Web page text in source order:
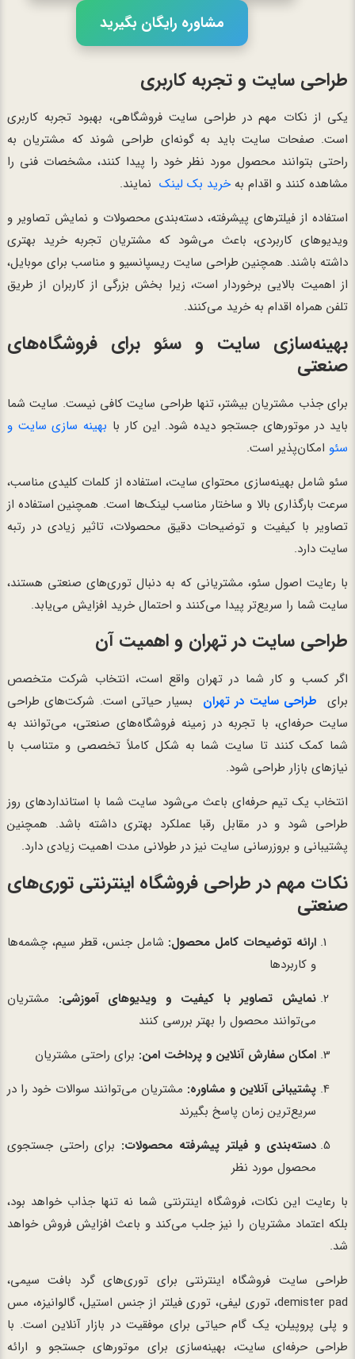
مشاوره رایگان بگیرید
طراحی سایت و تجربه کاربری
یکی از نکات مهم در طراحی سایت فروشگاهی، بهبود تجربه کاربری
است. صفحات سایت باید به گونه‌ای طراحی شوند که مشتریان به
راحتی بتوانند محصول مورد نظر خود را پیدا کنند، مشخصات فنی را
مشاهده کنند و اقدام بهخرید بک لینکنمایند.
استفاده از فیلترهای پیشرفته، دسته‌بندی محصولات و نمایش تصاویر و
ویدیوهای کاربردی، باعث می‌شود که مشتریان تجربه خرید بهتری
داشته باشند. همچنین طراحی سایت ریسپانسیو و مناسب برای موبایل،
از اهمیت بالایی برخوردار است، زیرا بخش بزرگی از کاربران از طریق
تلفن همراه اقدام به خرید می‌کنند.
بهینه‌سازی سایت و سئو برای فروشگاه‌های
صنعتی
برای جذب مشتریان بیشتر، تنها طراحی سایت کافی نیست. سایت شما
باید در موتورهای جستجو دیده شود. این کار با بهینه سازی سایت و
سئو امکان‌پذیر است.
سئو شامل بهینه‌سازی محتوای سایت، استفاده از کلمات کلیدی مناسب،
سرعت بارگذاری بالا و ساختار مناسب لینک‌ها است. همچنین استفاده از
تصاویر با کیفیت و توضیحات دقیق محصولات، تاثیر زیادی در رتبه
سایت دارد.
با رعایت اصول سئو، مشتریانی که به دنبال توری‌های صنعتی هستند،
سایت شما را سریع‌تر پیدا می‌کنند و احتمال خرید افزایش می‌یابد.
طراحی سایت در تهران و اهمیت آن
اگر کسب و کار شما در تهران واقع است، انتخاب شرکت متخصص
برای طراحی سایت در تهران
بسیار حیاتی است. شرکت‌های طراحی
سایت حرفه‌ای، با تجربه در زمینه فروشگاه‌های صنعتی، می‌توانند به
شما کمک کنند تا سایت شما به شکل کاملاً تخصصی و متناسب با
نیازهای بازار طراحی شود.
انتخاب یک تیم حرفه‌ای باعث می‌شود سایت شما با استانداردهای روز
طراحی شود و در مقابل رقبا عملکرد بهتری داشته باشد. همچنین
پشتیبانی و بروزرسانی سایت نیز در طولانی مدت اهمیت زیادی دارد.
نکات مهم در طراحی فروشگاه اینترنتی توری‌های
صنعتی
ارائه توضیحات کامل محصول: شامل جنس، قطر سیم، چشمه‌ها
و کاربردها
نمایش تصاویر با کیفیت و ویدیوهای آموزشی: مشتریان
می‌توانند محصول را بهتر بررسی کنند
امکان سفارش آنلاین و پرداخت امن: برای راحتی مشتریان
پشتیبانی آنلاین و مشاوره: مشتریان می‌توانند سوالات خود را در
سریع‌ترین زمان پاسخ بگیرند
دسته‌بندی و فیلتر پیشرفته محصولات: برای راحتی جستجوی
محصول مورد نظر
با رعایت این نکات، فروشگاه اینترنتی شما نه تنها جذاب خواهد بود،
بلکه اعتماد مشتریان را نیز جلب می‌کند و باعث افزایش فروش خواهد
شد.
طراحی سایت فروشگاه اینترنتی برای توری‌های گرد بافت سیمی،
demister pad، توری لیفی، توری فیلتر از جنس استیل، گالوانیزه، مس
و پلی پروپیلن، یک گام حیاتی برای موفقیت در بازار آنلاین است. با
طراحی حرفه‌ای سایت، بهینه‌سازی برای موتورهای جستجو و ارائه